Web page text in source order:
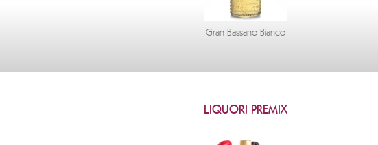
Gran Bassano Bianco
LIQUORI PREMIX